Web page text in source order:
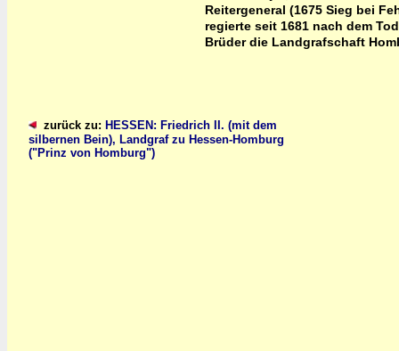
Reitergeneral (1675 Sieg bei
regierte seit 1681 nach dem
Brüder die Landgrafschaft
zurück zu: HESSEN: Friedrich II. (mit dem
silbernen Bein), Landgraf zu Hessen-Homburg
("Prinz von Homburg")